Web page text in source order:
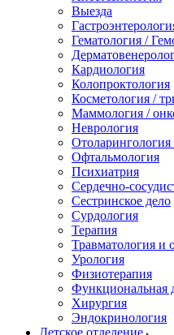
Выезда
Гематология /
Кардиология
Колопроктология
Косметология /
Маммология /
Неврология
Офтальмология
Психиатрия
Сердечно-
Сестринское дело
Сурдология
Терапия
Травматология и
Урология
Физиотерапия
Функциональная
Хирургия
Эндокринология
Детское отделение